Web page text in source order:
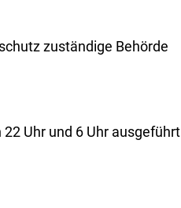
zuständige Behörde
Uhr und 6 Uhr ausgeführt